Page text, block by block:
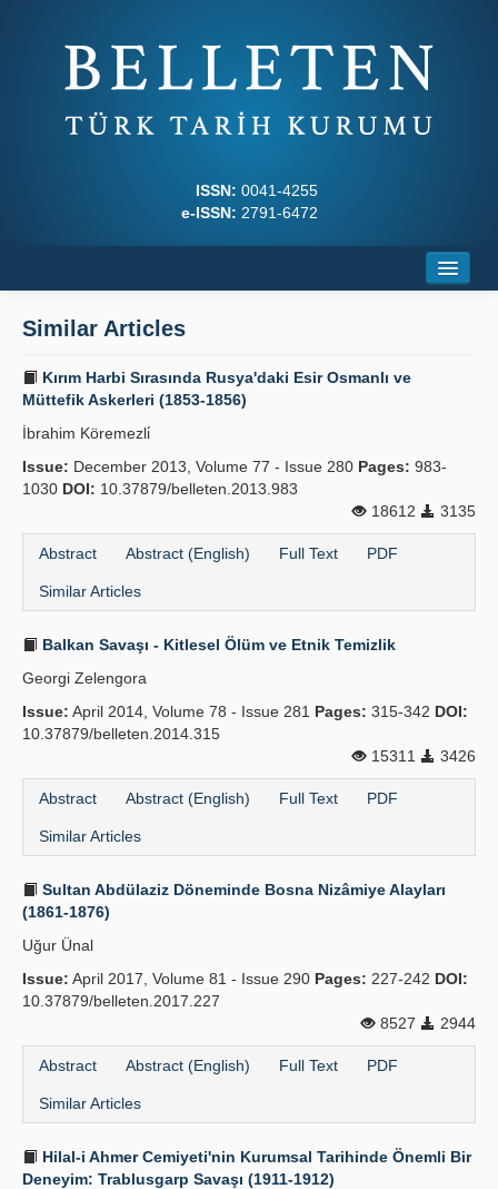
ISSN: 0041-4255
e-ISSN: 2791-6472
Journal Boards
Writing Rules
Principles
Contact Us
Similar Articles
Kırım Harbi Sırasında Rusya'daki Esir Osmanlı ve
Müttefik Askerleri (1853-1856)
İbrahim Köremezli̇
Issue: December 2013, Volume 77 - Issue 280 Pages: 983-
1030 DOI: 10.37879/belleten.2013.983
18612
3135
Abstract Abstract (English) Full Text PDF
Similar Articles
Balkan Savaşı - Kitlesel Ölüm ve Etnik Temizlik
Georgi Zelengora
Issue: April 2014, Volume 78 - Issue 281 Pages: 315-342 DOI:
10.37879/belleten.2014.315
15311
3426
Abstract Abstract (English) Full Text PDF
Similar Articles
Sultan Abdülaziz Döneminde Bosna Nizâmiye Alayları
(1861-1876)
Uğur Ünal
Issue: April 2017, Volume 81 - Issue 290 Pages: 227-242 DOI:
10.37879/belleten.2017.227
8527
2944
Abstract Abstract (English) Full Text PDF
Similar Articles
Hilal-i Ahmer Cemiyeti'nin Kurumsal Tarihinde Önemli Bir
Deneyim: Trablusgarp Savaşı (1911-1912)